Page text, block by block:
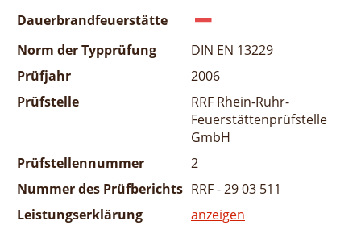
Dauerbrandfeuerstätte
Norm der Typprüfung
DIN EN 13229
Prüfjahr
2006
Prüfstelle
RRF Rhein-Ruhr-
Feuerstättenprüfstelle
GmbH
Prüfstellennummer
2
Nummer des Prüfberichts RRF - 29 03 511
Leistungserklärung
anzeigen